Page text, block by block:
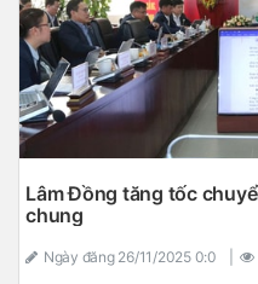
Lâm Đồng tăng tốc
chung
Ngày đăng 26/11/2025 0:0